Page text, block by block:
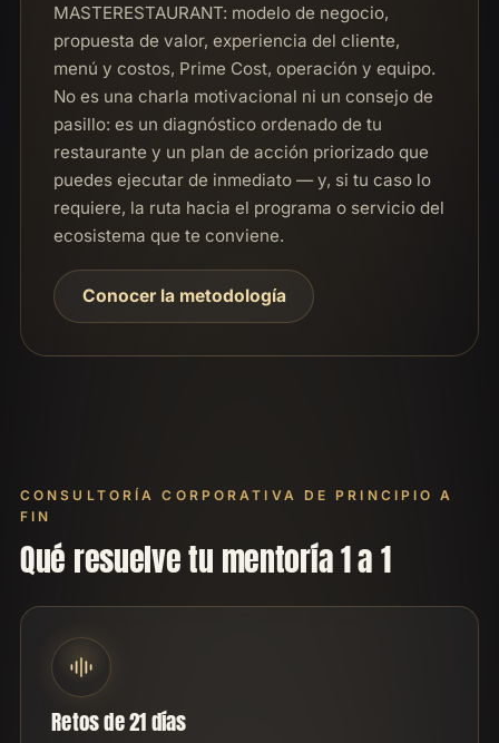
MASTERESTAURANT: modelo de negocio,
propuesta de valor, experiencia del cliente,
menú y costos, Prime Cost, operación y equipo.
No es una charla motivacional ni un consejo de
pasillo: es un diagnóstico ordenado de tu
restaurante y un plan de acción priorizado que
puedes ejecutar de inmediato — y, si tu caso lo
requiere, la ruta hacia el programa o servicio del
ecosistema que te conviene.
Conocer la metodología
CONSULTORÍA CORPORATIVA DE PRINCIPIO A
FIN
Qué resuelve tu mentoría 1 a 1
Retos de 21 días